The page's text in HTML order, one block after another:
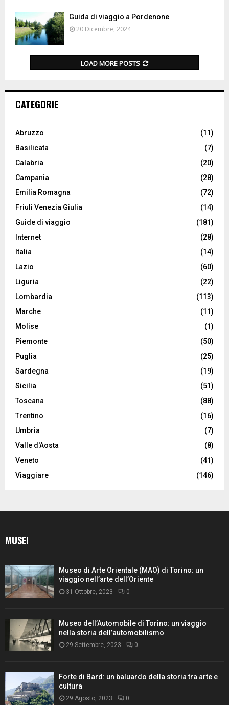
Guida di viaggio a Pordenone
20 Dicembre, 2024
LOAD MORE POSTS
CATEGORIE
Abruzzo
(11)
Basilicata
(7)
Calabria
(20)
Campania
(28)
Emilia Romagna
(72)
Friuli Venezia Giulia
(14)
Guide di viaggio
(181)
Internet
(28)
Italia
(14)
Lazio
(60)
Liguria
(22)
Lombardia
(113)
Marche
(11)
Molise
(1)
Piemonte
(50)
Puglia
(25)
Sardegna
(19)
Sicilia
(51)
Toscana
(88)
Trentino
(16)
Umbria
(7)
Valle d'Aosta
(8)
Veneto
(41)
Viaggiare
(146)
MUSEI
Museo di Arte Orientale (MAO) di Torino: un
viaggio nell’arte dell’Oriente
31 Ottobre, 2023 0
Museo dell’Automobile di Torino: un viaggio
nella storia dell’automobilismo
29 Settembre, 2023 0
Forte di Bard: un baluardo della storia tra arte e
cultura
29 Agosto, 2023 0